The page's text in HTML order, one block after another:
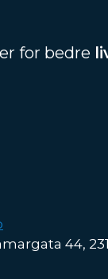
for bedre
44,